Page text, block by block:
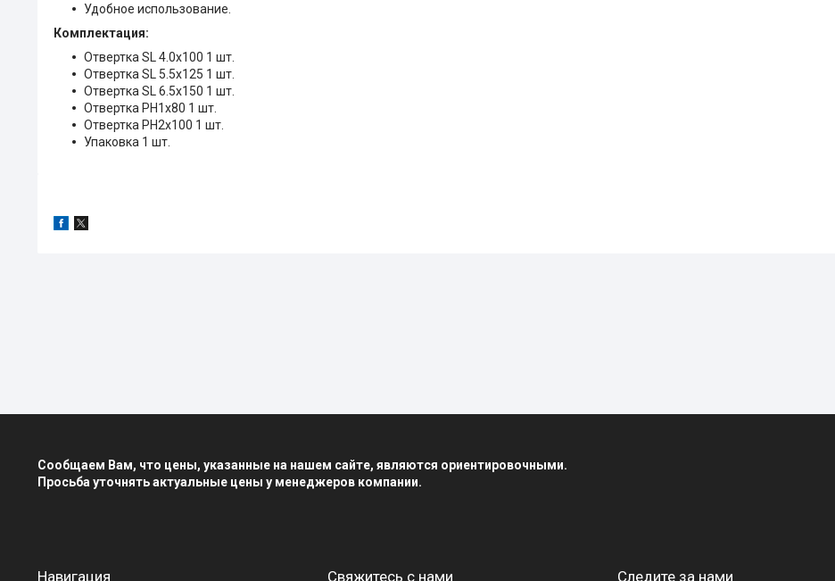
Удобное использование.
Комплектация:
Отвертка SL 4.0x100 1 шт.
Отвертка SL 5.5x125 1 шт.
Отвертка SL 6.5x150 1 шт.
Отвертка PH1x80 1 шт.
Отвертка PH2x100 1 шт.
Упаковка 1 шт.
Сообщаем Вам, что цены, указанные на нашем сайте, являются ориентировочными.
Просьба уточнять актуальные цены у менеджеров компании.
Навигация Свяжитесь с нами Следите за нами